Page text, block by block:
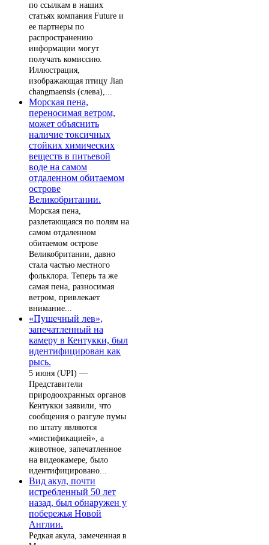
по ссылкам в наших
статьях компания Future и
ее партнеры по
распространению
информации могут
получать комиссию.
Иллюстрация,
изображающая птицу Jian
changmaensis (слева),...
Морская пена,
переносимая ветром,
может объяснить
наличие токсичных
стойких химических
веществ в питьевой
воде на самом
отдаленном обитаемом
острове
Великобритании.
Морская пена,
разлетающаяся по полям на
самом отдаленном
обитаемом острове
Великобритании, давно
стала частью местного
фольклора. Теперь та же
самая пена, разносимая
ветром, привлекает
внимание...
«Пушечный лев»,
запечатленный на
камеру в Кентукки, был
идентифицирован как
рысь.
5 июня (UPI) —
Представители
природоохранных органов
Кентукки заявили, что
сообщения о разгуле пумы
по штату являются
«мистификацией», а
животное, запечатленное
на видеокамере, было
идентифицировано...
Вид акул, почти
истребленный 50 лет
назад, был обнаружен у
побережья Новой
Англии.
Редкая акула, замеченная в